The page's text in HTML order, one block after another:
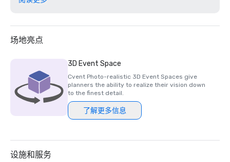
最佳室内/室外活动空间
• 2025 Stella Awards — 银奖得主：最佳高尔夫度假村
• 2025 年《美国新闻与世界报道》旅行排名——位列波多黎
各第 #5 最佳度假胜地
• Travel + Leisure 世界最佳奖项——位列波多黎各五大度假村
之列
• 2024 年北极星会议集团斯特拉奖 — 金奖得主：最佳装饰与
• 2024 年《美国新闻与世界报道》旅行排名——位列波多黎
场地亮点
3D Event Space
Cvent Photo-realistic 3D Event Spaces give
planners the ability to realize their vision down
to the finest detail.
了解更多信息
设施和服务